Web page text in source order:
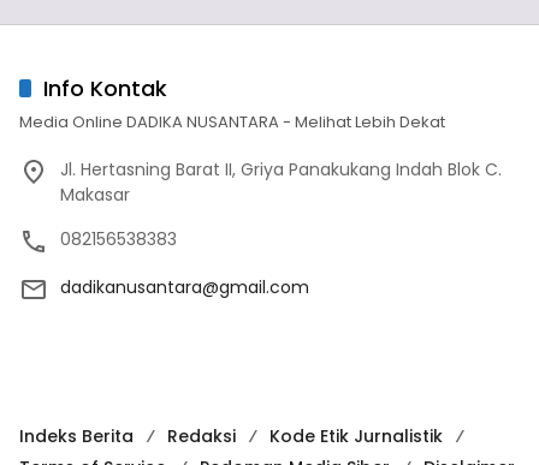
Info Kontak
Media Online DADIKA NUSANTARA - Melihat Lebih Dekat
Jl. Hertasning Barat II, Griya Panakukang Indah Blok C.
Makasar
082156538383
dadikanusantara@gmail.com
Indeks Berita Redaksi
Kode Etik Jurnalistik